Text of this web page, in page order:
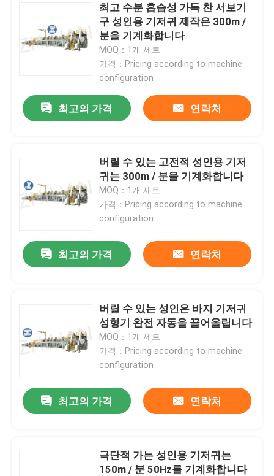
최고 수분 흡습성 가득 찬 서보기
구 성인용 기저귀 제작은 300m /
분을 기계화합니다
MOQ：1개 세트
가격：Pricing according to machine
configuration
최고의 가격 연락처
버릴 수 있는 고전적 성인용 기저
귀는 300m / 분을 기계화합니다
MOQ：1개 세트
가격：Pricing according to machine
configuration
최고의 가격 연락처
버릴 수 있는 성인은 바지 기저귀
성형기 완전 자동을 끌어올립니다
MOQ：1개 세트
가격：Pricing according to machine
configuration
최고의 가격 연락처
극단적 가는 성인용 기저귀는
150m / 분 50Hz를 기계화합니다